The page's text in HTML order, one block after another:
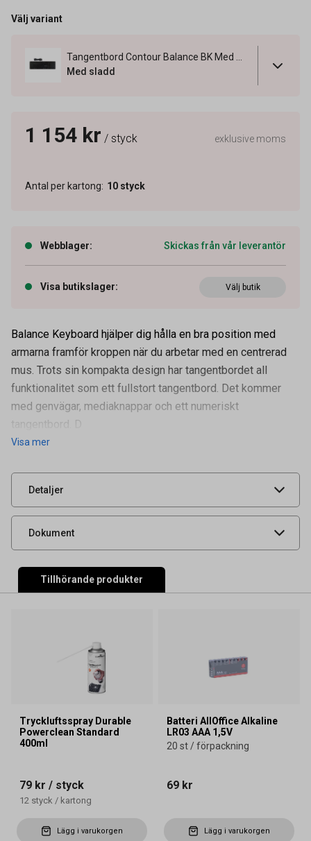
Välj variant
Med sladd
1 154 kr / styck exklusive moms
Antal per kartong: 10 styck
Webblager: Skickas från vår leverantör
Visa butikslager: Välj butik
Balance Keyboard hjälper dig hålla en bra position med
armarna framför kroppen när du arbetar med en centrerad
mus. Trots sin kompakta design har tangentbordet all
funktionalitet som ett fullstort tangentbord. Det kommer
med genvägar, mediaknappar och ett numeriskt
tangentbord. D
Visa mer
Detaljer
Artikelnummer 36080494
OEM-nummer
Leverantörens
UNSPSC 43211706
Dokument
Bruksanvisning
Tillhörande produkter
Tryckluftsspray Durable
Powerclean Standard
400ml
79 kr / styck
12 styck / kartong
Lägg i varukorgen
Batteri AllOffice Alkaline
LR03 AAA 1,5V
20 st / förpackning
69 kr
Lägg i varukorgen